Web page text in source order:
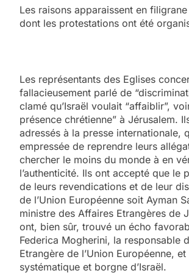
Les raisons apparaissent en
dont les protestations ont été
Les représentants des Eglises
fallacieusement parlé de
clamé qu’Israël voulait “affaiblir”,
présence chrétienne” à Jérusalem.
adressés à la presse internationale,
empressée de reprendre leurs
chercher le moins du monde à en
l’authenticité. Ils ont accepté que le
de leurs revendications et de leur
de l’Union Européenne soit Ayman
ministre des Affaires Etrangères de
ont, bien sûr, trouvé un écho
Federica Mogherini, la responsable
Etrangère de l’Union Européenne,
systématique et borgne d’Israël.